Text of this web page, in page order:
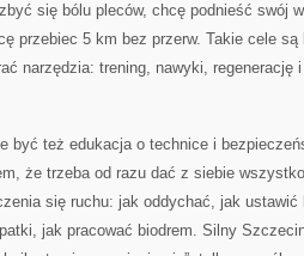
się bólu pleców, chcę podnieść swój
przebiec 5 km bez przerw. Takie cele
narzędzia: trening, nawyki, regenerację
być też edukacja o technice i
że trzeba od razu dać z siebie
się ruchu: jak oddychać, jak ustawić
jak pracować biodrem. Silny